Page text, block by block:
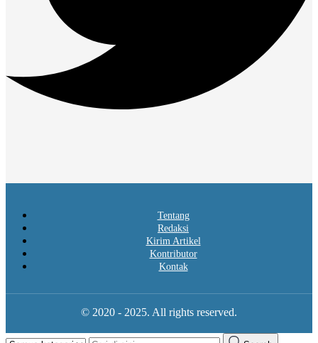
Tentang
Redaksi
Kirim Artikel
Kontributor
Kontak
© 2020 - 2025. All rights reserved.